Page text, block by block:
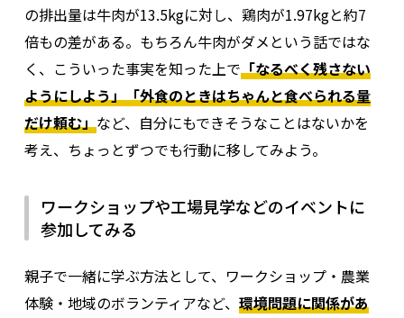
水産物 貝類
水産物 いか、たこ類 4.03kg
水産物 えび、かに類 7.95kg
水産物 魚介（練り製品） 2.16kg
ジ
穀類
穀類 米加工品 1.22kg
の排出量は牛肉が13.5kgに対し、鶏肉が1.97kgと約7
倍もの差がある。 もちろん牛肉がダメという話ではな
く、こういった事実を知った上で「なるべく残さない
ようにしよう」「外食のときはちゃんと食べられる量
だけ頼む」など、自分にもできそうなことはないかを
考え、ちょっとずつでも行動に移してみよう。
ワークショップや工場見学などのイベントに
参加してみる
親子で一緒に学ぶ方法として、ワークショップ・農業
体験・地域のボランティアなど、 環境問題に関係があ